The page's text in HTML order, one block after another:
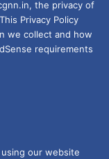
the privacy of
Privacy Policy
we collect and how
requirements
using our website